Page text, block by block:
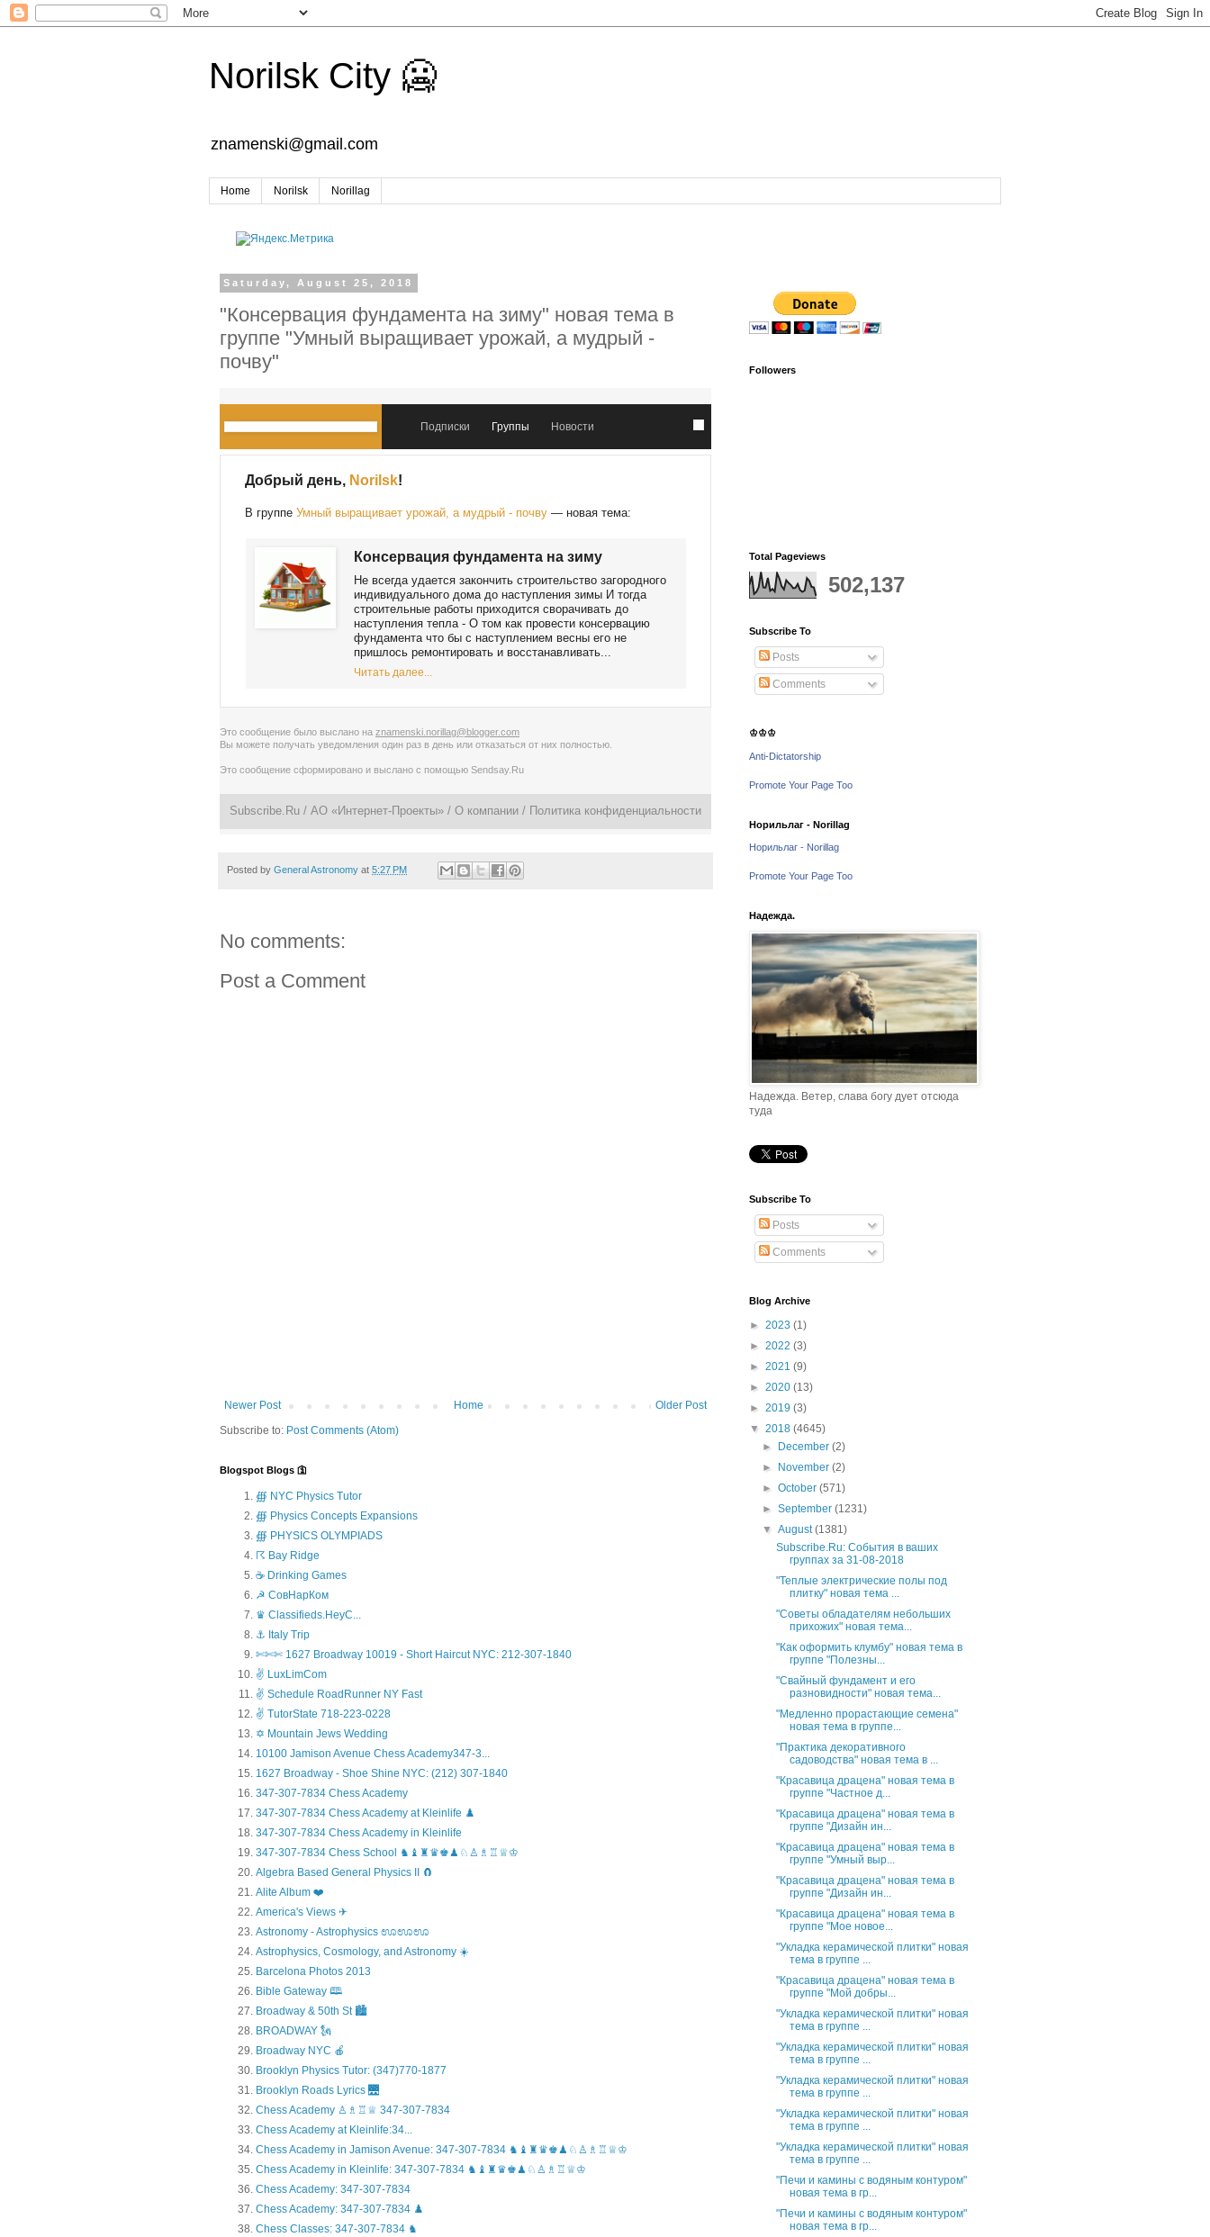
Norilsk City 🥶
znamenski@gmail.com
Home Norilsk Norillag
Saturday, August 25, 2018
"Консервация фундамента на зиму" новая тема в
группе "Умный выращивает урожай, а мудрый -
почву"
Подписки Группы Новости
Добрый день, Norilsk!
В группеУмный выращивает урожай, а мудрый - почву — новая тема:
Консервация фундамента на зиму
Не всегда удается закончить строительство загородного
индивидуального дома до наступления зимы И тогда
строительные работы приходится сворачивать до
наступления тепла - О том как провести консервацию
фундамента что бы с наступлением весны его не
пришлось ремонтировать и восстанавливать...
Читать далее...
Это сообщение было выслано на znamenski.norillag@blogger.com
Вы можете получать уведомления один раз в день или отказаться от них полностью
Это сообщение сформировано и выслано с помощью Sendsay.Ru
Subscribe.Ru / АО «Интернет-Проекты» / О компании / Политика конфиденциальности
Posted by General Astronomy at 5:27 PM
No comments:
Post a Comment
Newer Post Older Post
Home
Subscribe to: Post Comments (Atom)
Blogspot Blogs 🛐
∰ NYC Physics Tutor
∰ Physics Concepts Expansions
∰ PHYSICS OLYMPIADS
☈ Bay Ridge
☕ Drinking Games
☭ СовНарКом
♛ Classifieds.HeyC...
⚓ Italy Trip
✄✄✄ 1627 Broadway 10019 - Short Haircut NYC: 212-307-1840
✌ LuxLimCom
✌ Schedule RoadRunner NY Fast
✌ TutorState 718-223-0228
✡ Mountain Jews Wedding
10100 Jamison Avenue Chess Academy347-3...
1627 Broadway - Shoe Shine NYC: (212) 307-1840
347-307-7834 Chess Academy
347-307-7834 Chess Academy at Kleinlife ♟️
347-307-7834 Chess Academy in Kleinlife
347-307-7834 Chess School ♞♝♜♛♚♟♘♙♗♖♕♔
Algebra Based General Physics II 🧲
Alite Album ❤️
America's Views ✈
Astronomy - Astrophysics ಊಊಊ
Astrophysics, Cosmology, and Astronomy ☀️
Barcelona Photos 2013
Bible Gateway 🕮
Broadway & 50th St 🏙️
BROADWAY 🗽
Broadway NYC 🍎
Brooklyn Physics Tutor: (347)770-1877
Brooklyn Roads Lyrics 🌉
Chess Academy ♙♗♖♕ 347-307-7834
Chess Academy at Kleinlife:34...
Chess Academy in Jamison Avenue: 347-307-7834 ♞♝♜♛♚♟♘♙♗♖♕♔
Chess Academy in Kleinlife: 347-307-7834 ♞♝♜♛♚♟♘♙♗♖♕♔
Chess Academy: 347-307-7834
Chess Academy: 347-307-7834 ♟️
Chess Classes: 347-307-7834 ♞
Followers
Total Pageviews
502,137
Subscribe To
Posts
Comments
♔♔♔
Anti-Dictatorship
Promote Your Page Too
Норильлаг - Norillag
Норильлаг - Norillag
Promote Your Page Too
Надежда.
Надежда. Ветер, слава богу дует отсюда
туда
Subscribe To
Posts
Comments
Blog Archive
► 2023 (1)
► 2022 (3)
► 2021 (9)
► 2020 (13)
► 2019 (3)
▼ 2018 (4645)
►
December(2)
►
November(2)
►October(571)
►September(1231)
▼August(1381)
Subscribe.Ru: События в ваших
группах за 31-08-2018
"Теплые электрические полы под
плитку" новая тема ...
"Советы обладателям небольших
прихожих" новая тема...
"Как оформить клумбу" новая тема в
группе "Полезны...
"Свайный фундамент и его
разновидности" новая тема...
"Медленно прорастающие семена"
новая тема в группе...
"Практика декоративного
садоводства" новая тема в ...
"Красавица драцена" новая тема в
группе "Частное д...
"Красавица драцена" новая тема в
группе "Дизайн ин...
"Красавица драцена" новая тема в
группе "Умный выр...
"Красавица драцена" новая тема в
группе "Дизайн ин...
"Красавица драцена" новая тема в
группе "Мое новое...
"Укладка керамической плитки" новая
тема в группе ...
"Красавица драцена" новая тема в
группе "Мой добры...
"Укладка керамической плитки" новая
тема в группе ...
"Укладка керамической плитки" новая
тема в группе ...
"Укладка керамической плитки" новая
тема в группе ...
"Укладка керамической плитки" новая
тема в группе ...
"Укладка керамической плитки" новая
тема в группе ...
"Печи и камины с водяным контуром"
новая тема в гр...
"Печи и камины с водяным контуром"
новая тема в гр...